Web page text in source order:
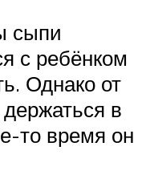
сыпи
с ребёнком
Однако от
в
то время он